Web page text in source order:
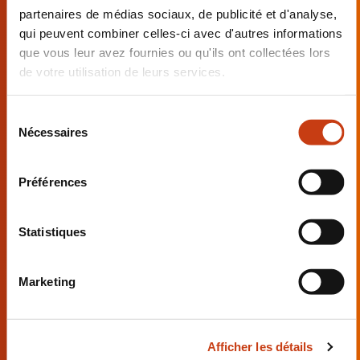
partenaires de médias sociaux, de publicité et d'analyse,
qui peuvent combiner celles-ci avec d'autres informations
que vous leur avez fournies ou qu'ils ont collectées lors
de votre utilisation de leurs services.
Nécessaires
Préférences
Statistiques
Marketing
Afficher les détails
Mise en situation 03: TP Monteur /
Concevoir et réaliser un montage
Effectuer des montages son
mixage.